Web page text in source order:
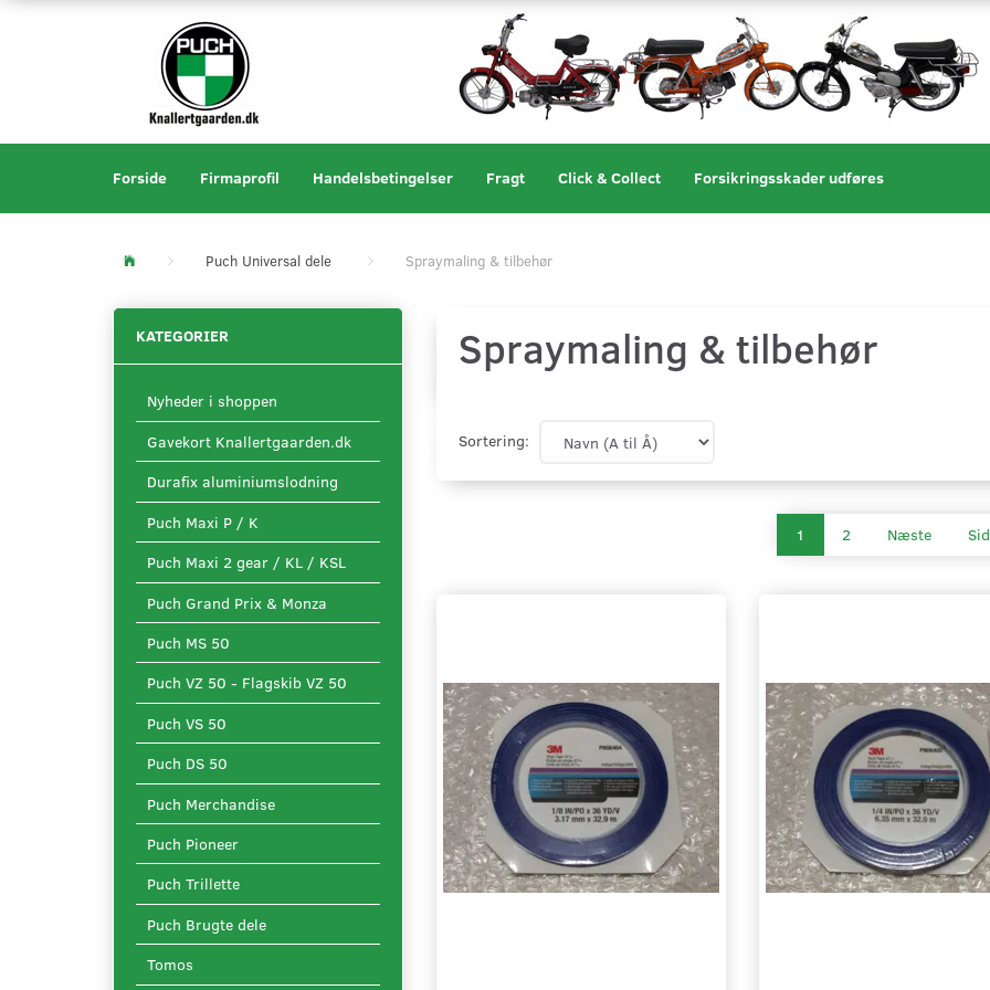
Forside Firmaprofil Handelsbetingelser Fragt Click & Collect Forsikringsskader udføres
Puch Universal dele Spraymaling & tilbehør
KATEGORIER
Nyheder i shoppen
Gavekort Knallertgaarden.dk
Durafix aluminiumslodning
Puch Maxi P / K
Puch Maxi 2 gear / KL / KSL
Puch Grand Prix & Monza
Puch MS 50
Puch VZ 50 - Flagskib VZ 50
Puch VS 50
Puch DS 50
Puch Merchandise
Puch Pioneer
Puch Trillette
Puch Brugte dele
Tomos
Spraymaling & tilbehør
Sortering:
1 2 Næste